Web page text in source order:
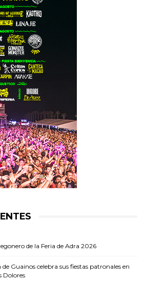
de la Feria de Adra 2026
Guainos celebra sus fiestas patronales en
Dolores